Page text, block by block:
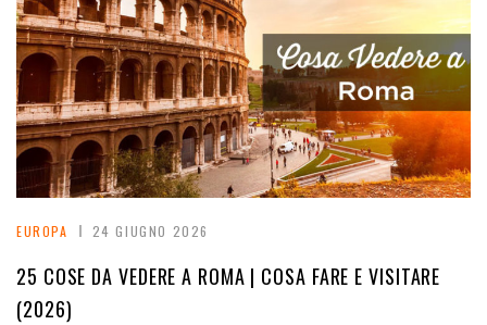
EUROPA 24 GIUGNO 2026
25 COSE DA VEDERE A ROMA | COSA FARE E VISITARE
(2026)